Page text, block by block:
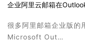
企业阿里云邮箱在
很多阿里邮箱企业版的
Microsoft Out…